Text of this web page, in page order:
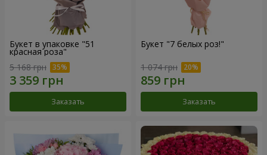
Букет в упаковке "51
красная роза"
5 168 грн
Заказать
Букет "7 белых роз!"
1 074 грн
Заказать